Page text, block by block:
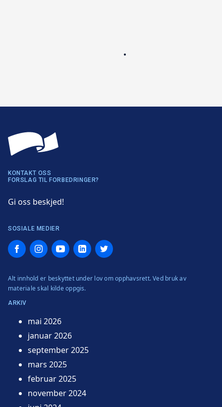
KONTAKT OSS
FORSLAG TIL FORBEDRINGER?
Gi oss beskjed!
SOSIALE MEDIER
FacebookInstagramYouTubeLinkedInTwitter
Alt innhold er beskyttet under lov om opphavsrett. Ved bruk av
materiale skal kilde oppgis.
ARKIV
mai 2026
januar 2026
september 2025
mars 2025
februar 2025
november 2024